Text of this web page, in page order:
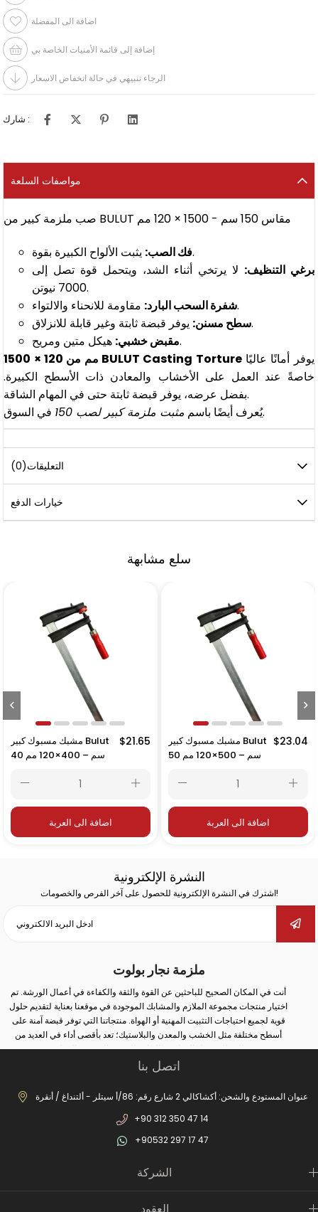
اضافة الى المفضلة
إضافة إلى قائمة الأمنيات الخاصة بي
الرجاء تنبيهي في حالة انخفاض الاسعار
شارك :
مواصفات السلعة
صب ملزمة كبير من BULUT مقاس 150 سم - 1500 × 120 مم
فك الصب:يثبت الألواح الكبيرة بقوة.
برغي التنظيف: لا يرتخي أثناء الشد، ويتحمل قوة تصل إلى
7000 نيوتن.
شفرة السحب البارد:مقاومة للانحناء والالتواء.
سطح مسنن:يوفر قبضة ثابتة وغير قابلة للانزلاق.
مقبض خشبي:هيكل متين ومريح.
1500 × 120 مم من BULUT Casting Tortureيوفر أمانًا عاليًا
خاصةً عند العمل على الأخشاب والمعادن ذات الأسطح الكبيرة.
بفضل عرضه، يوفر قبضة ثابتة حتى في المهام الشاقة.
يُعرف أيضًا باسم مثبت ملزمة كبير لصب 150 في السوق.
التعليقات(0)
خيارات الدفع
سلع مشابهة
مشبك مسبوك كبير Bulut
40 سم – 400×120 مم
$21.65
اضافة الى العربة
مشبك مسبوك كبير Bulut
50 سم – 500×120 مم
$23.04
اضافة الى العربة
النشرة الإلكترونية
اشترك في النشرة الإلكترونية للحصول على آخر الفرص والخصومات!
ملزمة نجار بولوت
أنت في المكان الصحيح للباحثين عن القوة والثقة والكفاءة في أعمال الورشة. تم
اختيار منتجات مجموعة الملازم والمشابك الموجودة في موقعنا بعناية لتقديم حلول
قوية لجميع احتياجات التثبيت المهنية أو الهواة. منتجاتنا التي توفر قبضة آمنة على
أسطح مختلفة مثل الخشب والمعدن والبلاستيك؛ تعد بأقصى أداء في العديد من
المجالات مثل النجارة واللحام والثقب والتجميع والإصلاح.
سواء كنت تقوم بأعمال صناعية واسعة النطاق أو إصلاحات بسيطة في المنزل؛ يمكنك
منتجاتنا الواسعة من الملازم المطروقة إلى ملازم المثقاب، ومن ملازم السكك
الحديدية إلى ملازم صانع الغلايات، يمكنك العثور على بدائل مناسبة لكل مجال
استخدام. بفضل أنظمة الفتح والإغلاق السريعة، والحلول من نوع الخطاف، والهياكل
المصبوبة طويلة الأمد، وهياكل الفكوك غير القابلة للانزلاق، ستصبح أعمالك الآن أكثر
الأجزاء الثابتة بأمان في عمليات الإنتاج. العديد من المنتجات التفصيلية من السحابات
الملازم العملية من نوع المشبك وملازم الرخام تقدم حلولاً خاصة لاحتياجات القطاعات
اتصل بنا
عنوان المستودع والشحن: أكشاكالي 2 شارع رقم: 86/أ سيتلر - ألتنداغ / أنقرة
+90 312 350 47 14
+90532 297 17 47
الشركة